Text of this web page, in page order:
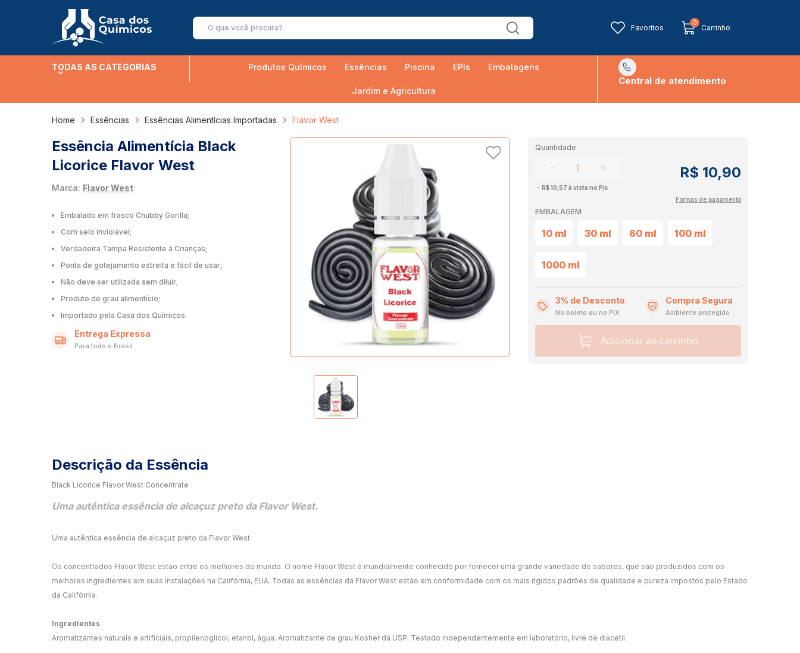
Favoritos
0
Carrinho
TODAS AS CATEGORIAS Produtos Químicos Essências Piscina EPIs Embalagens
Jardim e Agricultura
Central de atendimento
Home Essências Essências Alimentícias Importadas Flavor West
Essência Alimentícia Black
Licorice Flavor West
Marca: Flavor West
Embalado em frasco Chubby Gorilla;
Com selo inviolável;
Verdadeira Tampa Resistente à Crianças;
Ponta de gotejamento estreita e fácil de usar;
Não deve ser utilizada sem diluir;
Produto de grau alimentício;
Importado pela Casa dos Químicos.
Entrega Expressa
Para todo o Brasil
Quantidade
R$ 10,90
R$ 10,57 à vista no Pix
Formas de pagamento
EMBALAGEM
10 ml 30 ml 60 ml 100 ml
1000 ml
3% de Desconto
No boleto ou no PIX
Compra Segura
Ambiente protegido
Adicionar ao carrinho
Descrição da Essência
Black Licorice Flavor West Concentrate
Uma autêntica essência de alcaçuz preto da Flavor West.
Uma autêntica essência de alcaçuz preto da Flavor West.
Os concentrados Flavor West estão entre os melhores do mundo. O nome Flavor West é mundialmente conhecido por fornecer uma grande variedade de sabores, que são produzidos com os
melhores ingredientes em suas instalações na Califórnia, EUA. Todas as essências da Flavor West estão em conformidade com os mais rígidos padrões de qualidade e pureza impostos pelo Estado
da Califórnia.
Ingredientes
Aromatizantes naturais e artificiais, propilenoglicol, etanol, água. Aromatizante de grau Kosher da USP. Testado independentemente em laboratório, livre de diacetil.